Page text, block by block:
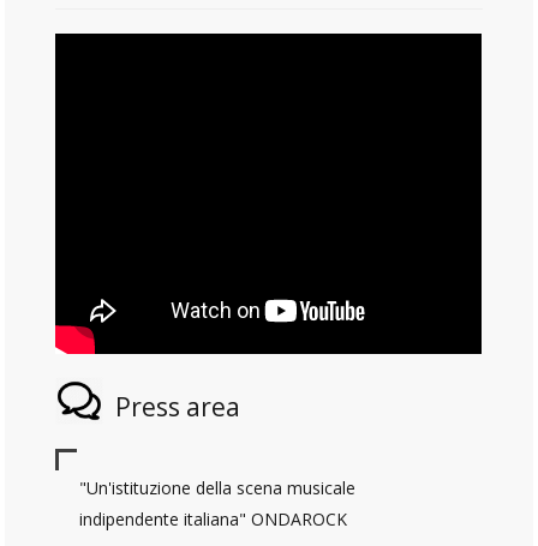
Press area
"Un'istituzione della scena musicale
indipendente italiana" ONDAROCK